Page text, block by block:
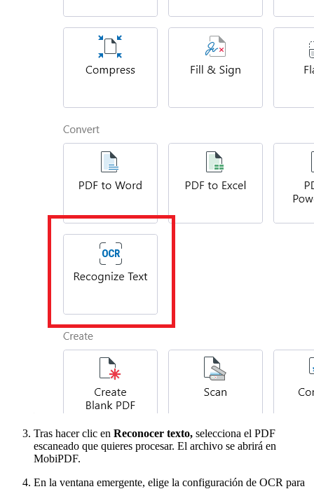
Tras hacer clic en Reconocer texto, selecciona el PDF
escaneado que quieres procesar. El archivo se abrirá en
MobiPDF.
En la ventana emergente, elige la configuración de OCR para